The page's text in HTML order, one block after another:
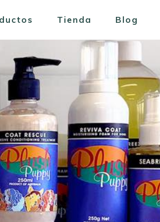
Tienda Blog